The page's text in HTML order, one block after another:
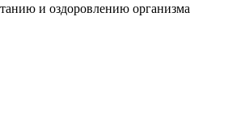
и оздоровлению организма